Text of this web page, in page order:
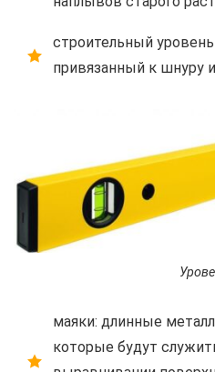
строительный
привязанный к шнуру
маяки: длинные
которые будут